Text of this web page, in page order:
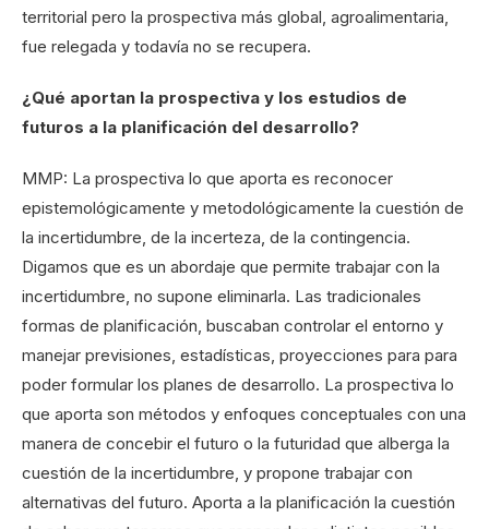
territorial pero la prospectiva más global, agroalimentaria,
fue relegada y todavía no se recupera.
¿Qué aportan la prospectiva y los estudios de
futuros a la planificación del desarrollo?
MMP: La prospectiva lo que aporta es reconocer
epistemológicamente y metodológicamente la cuestión de
la incertidumbre, de la incerteza, de la contingencia.
Digamos que es un abordaje que permite trabajar con la
incertidumbre, no supone eliminarla. Las tradicionales
formas de planificación, buscaban controlar el entorno y
manejar previsiones, estadísticas, proyecciones para para
poder formular los planes de desarrollo. La prospectiva lo
que aporta son métodos y enfoques conceptuales con una
manera de concebir el futuro o la futuridad que alberga la
cuestión de la incertidumbre, y propone trabajar con
alternativas del futuro. Aporta a la planificación la cuestión